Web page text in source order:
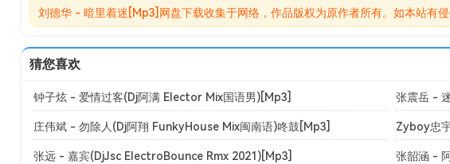
刘德华 - 暗里着迷[Mp3]网盘下载收集于网络，作品版权为原作者所有。如本站有
猜您喜欢
钟子炫 - 爱情过客(Dj阿满 Elector Mix国语男)[Mp3] 张震岳 -
庄伟斌 - 勿除人(Dj阿翔 FunkyHouse Mix闽南语)咚鼓[Mp3] Zyboy忠
张远 - 嘉宾(DjJsc ElectroBounce Rmx 2021)[Mp3] 张韶涵 -